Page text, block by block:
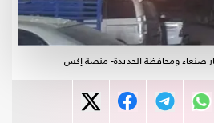
صنعاء ومحافظة الحديدة- منصة إكس